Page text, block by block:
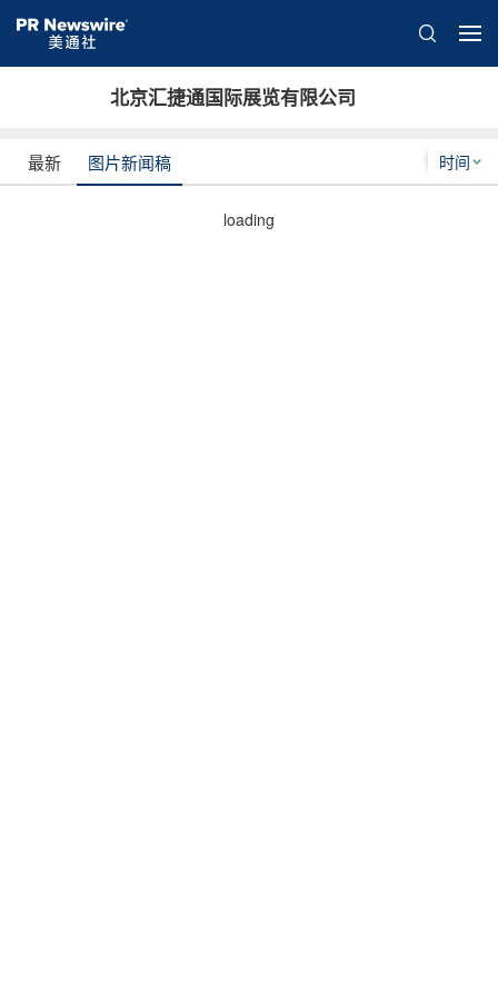
北京汇捷通国际展览有限公司
时间
最新 图片新闻稿
loading